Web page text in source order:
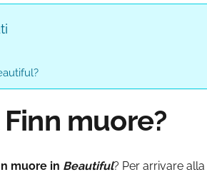
muore?
muore in Beautiful? Per arrivare